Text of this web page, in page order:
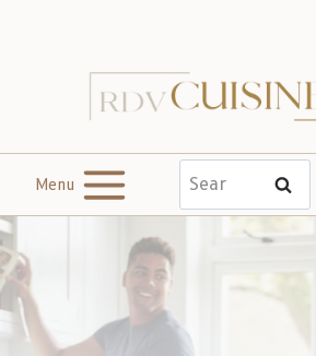
Menu Search